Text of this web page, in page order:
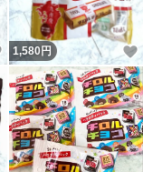
いいね！
1,580円